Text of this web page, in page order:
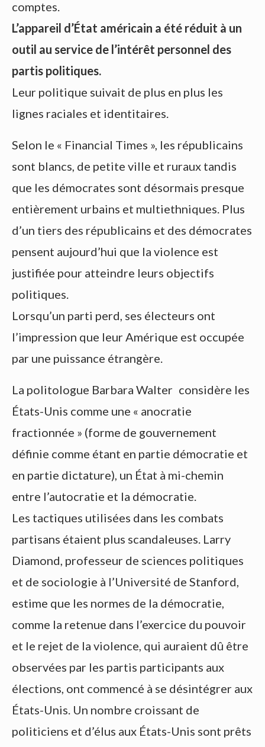
comptes.
L’appareil d’État américain a été réduit à un
outil au service de l’intérêt personnel des
partis politiques.
Leur politique suivait de plus en plus les
lignes raciales et identitaires.
Selon le « Financial Times », les républicains
sont blancs, de petite ville et ruraux tandis
que les démocrates sont désormais presque
entièrement urbains et multiethniques. Plus
d’un tiers des républicains et des démocrates
pensent aujourd’hui que la violence est
justifiée pour atteindre leurs objectifs
politiques.
Lorsqu’un parti perd, ses électeurs ont
l’impression que leur Amérique est occupée
par une puissance étrangère.
La politologue Barbara Walter considère les
États-Unis comme une « anocratie
fractionnée » (forme de gouvernement
définie comme étant en partie démocratie et
en partie dictature), un État à mi-chemin
entre l’autocratie et la démocratie.
Les tactiques utilisées dans les combats
partisans étaient plus scandaleuses. Larry
Diamond, professeur de sciences politiques
et de sociologie à l’Université de Stanford,
estime que les normes de la démocratie,
comme la retenue dans l’exercice du pouvoir
et le rejet de la violence, qui auraient dû être
observées par les partis participants aux
élections, ont commencé à se désintégrer aux
États-Unis. Un nombre croissant de
politiciens et d’élus aux États-Unis sont prêts